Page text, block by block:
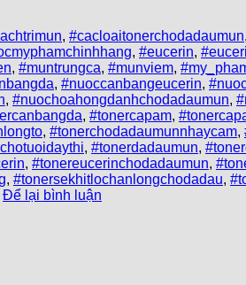
, #cacloaitonerchodadaumun,
, #eucerin,
, #muntrungca, #munviem,
, #nuoccanbangeucerin,
, #nuochoahongdanhchodadaumun,
, #tonercapam,
, #tonerchodadaumunnhaycam,
, #tonerdadaumun,
, #tonereucerinchodadaumun,
, #tonersekhitlochanlongchodadau,
Để lại bình luận